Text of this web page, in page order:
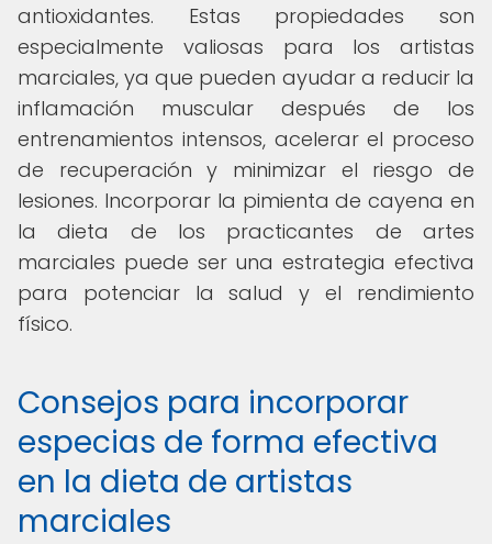
antioxidantes. Estas propiedades son
especialmente valiosas para los artistas
marciales, ya que pueden ayudar a reducir la
inflamación muscular después de los
entrenamientos intensos, acelerar el proceso
de recuperación y minimizar el riesgo de
lesiones. Incorporar la pimienta de cayena en
la dieta de los practicantes de artes
marciales puede ser una estrategia efectiva
para potenciar la salud y el rendimiento
físico.
Consejos para incorporar
especias de forma efectiva
en la dieta de artistas
marciales